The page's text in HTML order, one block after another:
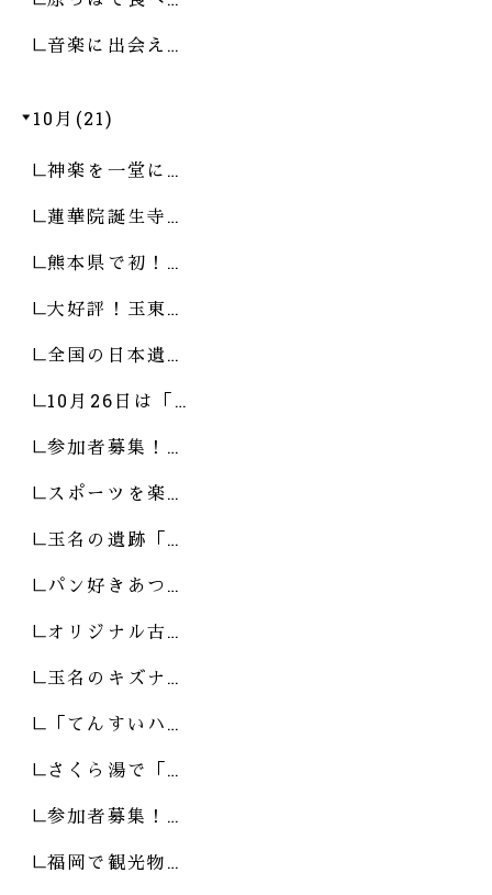
音楽に出会え…
10月(21)
神楽を一堂に…
蓮華院誕生寺…
熊本県で初！…
大好評！玉東…
全国の日本遺…
10月26日は「…
参加者募集！…
スポーツを楽…
玉名の遺跡「…
パン好きあつ…
オリジナル古…
玉名のキズナ…
「てんすいハ…
さくら湯で「…
参加者募集！…
福岡で観光物…